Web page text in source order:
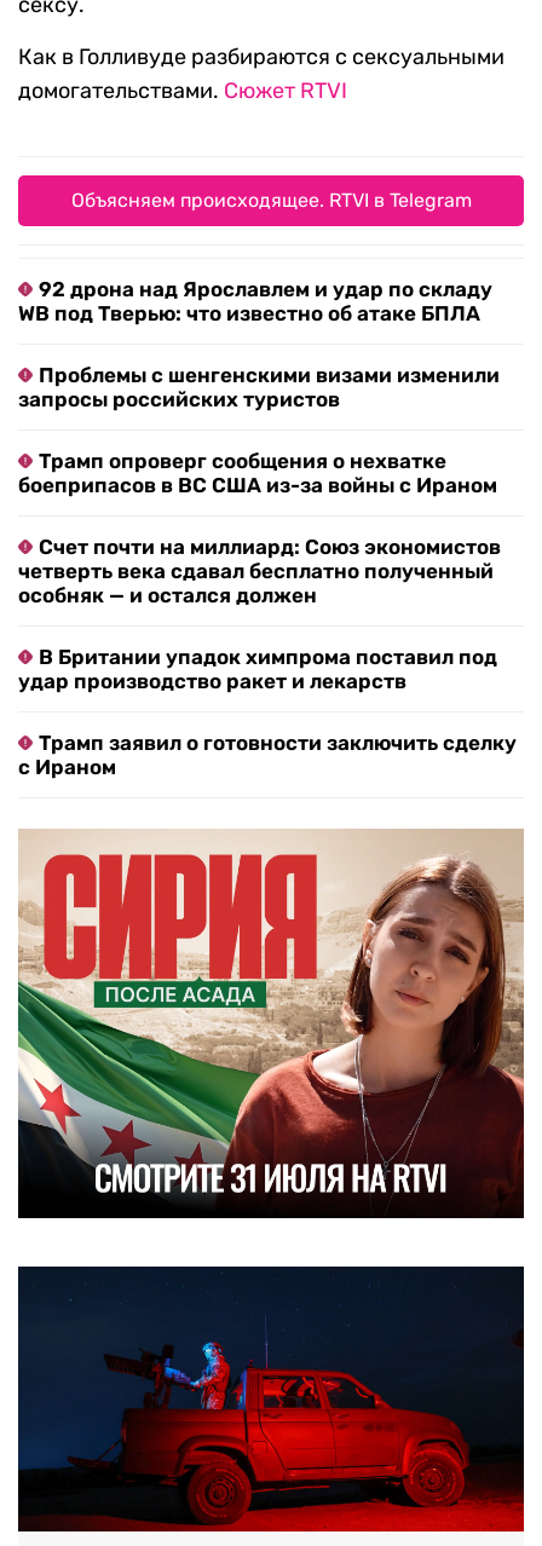
Как в Голливуде разбираются с сексуальными
домогательствами. Сюжет RTVI
Объясняем происходящее. RTVI в Telegram
92 дрона над Ярославлем и удар по складу
WB под Тверью: что известно об атаке БПЛА
Проблемы с шенгенскими визами изменили
запросы российских туристов
Трамп опроверг сообщения о нехватке
боеприпасов в ВС США из-за войны с Ираном
Счет почти на миллиард: Союз экономистов
четверть века сдавал бесплатно полученный
особняк — и остался должен
В Британии упадок химпрома поставил под
удар производство ракет и лекарств
Трамп заявил о готовности заключить сделку
с Ираном